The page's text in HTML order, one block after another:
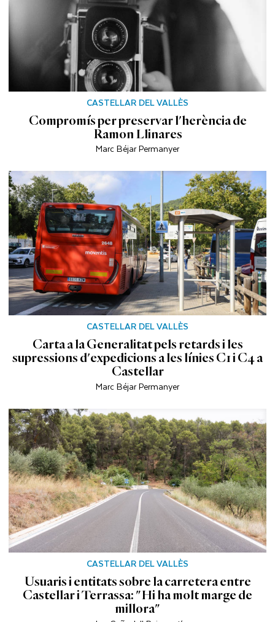
CASTELLAR DEL VALLÈS
Compromís per preservar l'herència de
Ramon Llinares
Marc Béjar Permanyer
CASTELLAR DEL VALLÈS
Carta a la Generalitat pels retards i les
supressions d'expedicions a les línies C1 i C4 a
Castellar
Marc Béjar Permanyer
CASTELLAR DEL VALLÈS
Usuaris i entitats sobre la carretera entre
Castellar i Terrassa: "Hi ha molt marge de
millora"